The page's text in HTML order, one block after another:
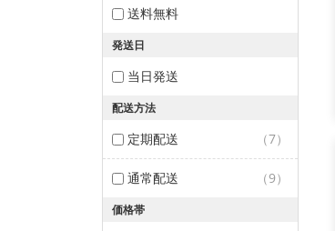
送料無料
発送日
当日発送
配送方法
定期配送 （7）
通常配送 （9）
価格帯